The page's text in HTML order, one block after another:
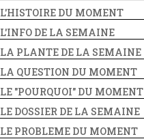
L'HISTOIRE DU MOMENT
L'INFO DE LA SEMAINE
LA PLANTE DE LA SEMAINE
LA QUESTION DU MOMENT
LE "POURQUOI" DU MOMENT
LE DOSSIER DE LA SEMAINE
LE PROBLEME DU MOMENT